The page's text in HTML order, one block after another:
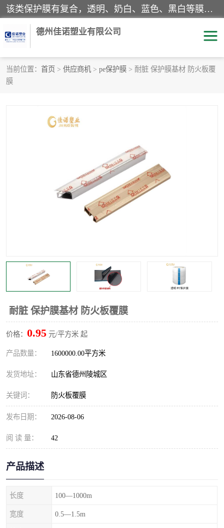
该类保护膜有复合，透明、奶白、蓝色、黑白等膜型。特高粘，高粘，中高粘，中粘，中低粘，低粘等。对于不同的粘力要求有相应的产品相适配。无胶渍残留污染。在较宽的收卷幅度下平整无皱纹，收卷长度大，利于机械化及自动化施工粘贴。为您的产品提供的表面保护解决方案。 产品广泛适用于：铝材、不锈钢、金属、塑料、电子、家电、家具、玻璃、化工材料、装饰材料等。
德州佳诺塑业有限公司
当前位置： 首页 > 供应商机 > pe保护膜 > 耐脏 保护膜基材 防火板覆
膜
耐脏 保护膜基材 防火板覆膜
价格： 0.95 元/平方米 起
产品数量： 1600000.00平方米
发货地址： 山东省德州陵城区
关键词： 防火板覆膜
发布日期： 2026-08-06
阅 读 量： 42
产品描述
长度 100—1000m
宽度 0.5—1.5m
乳白保护膜
纯黑保护膜
彩钢板保护膜
不锈钢板保护膜 一次性隔离膜